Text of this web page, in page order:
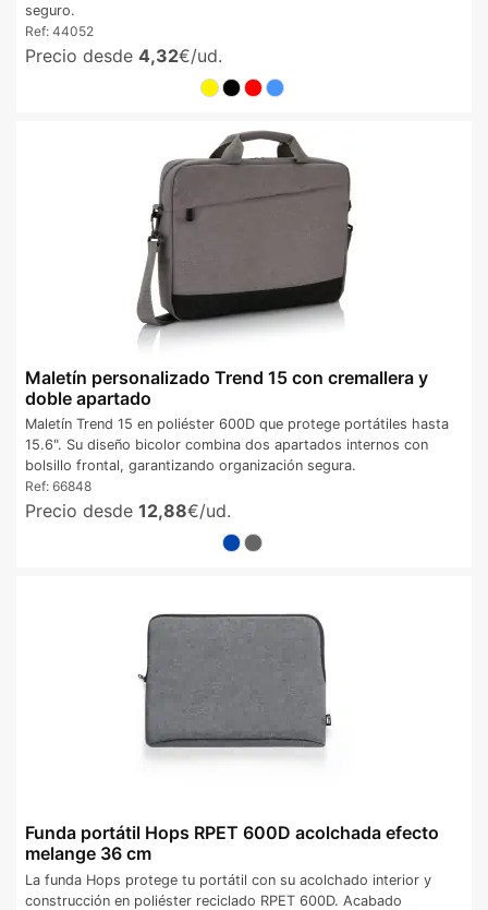
seguro.
Ref: 44052
Precio desde 4,32€/ud.
Maletín personalizado Trend 15 con cremallera y
doble apartado
Maletín Trend 15 en poliéster 600D que protege portátiles hasta
15.6". Su diseño bicolor combina dos apartados internos con
bolsillo frontal, garantizando organización segura.
Ref: 66848
Precio desde 12,88€/ud.
Funda portátil Hops RPET 600D acolchada efecto
melange 36 cm
La funda Hops protege tu portátil con su acolchado interior y
construcción en poliéster reciclado RPET 600D. Acabado